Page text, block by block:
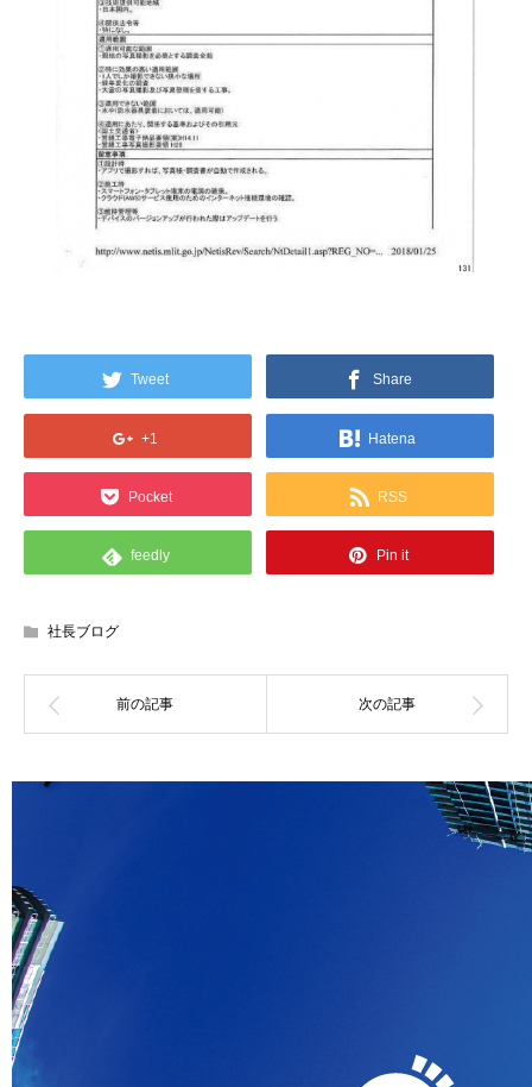
Tweet Share
+1 Hatena
Pocket RSS
feedly Pin it
社長ブログ